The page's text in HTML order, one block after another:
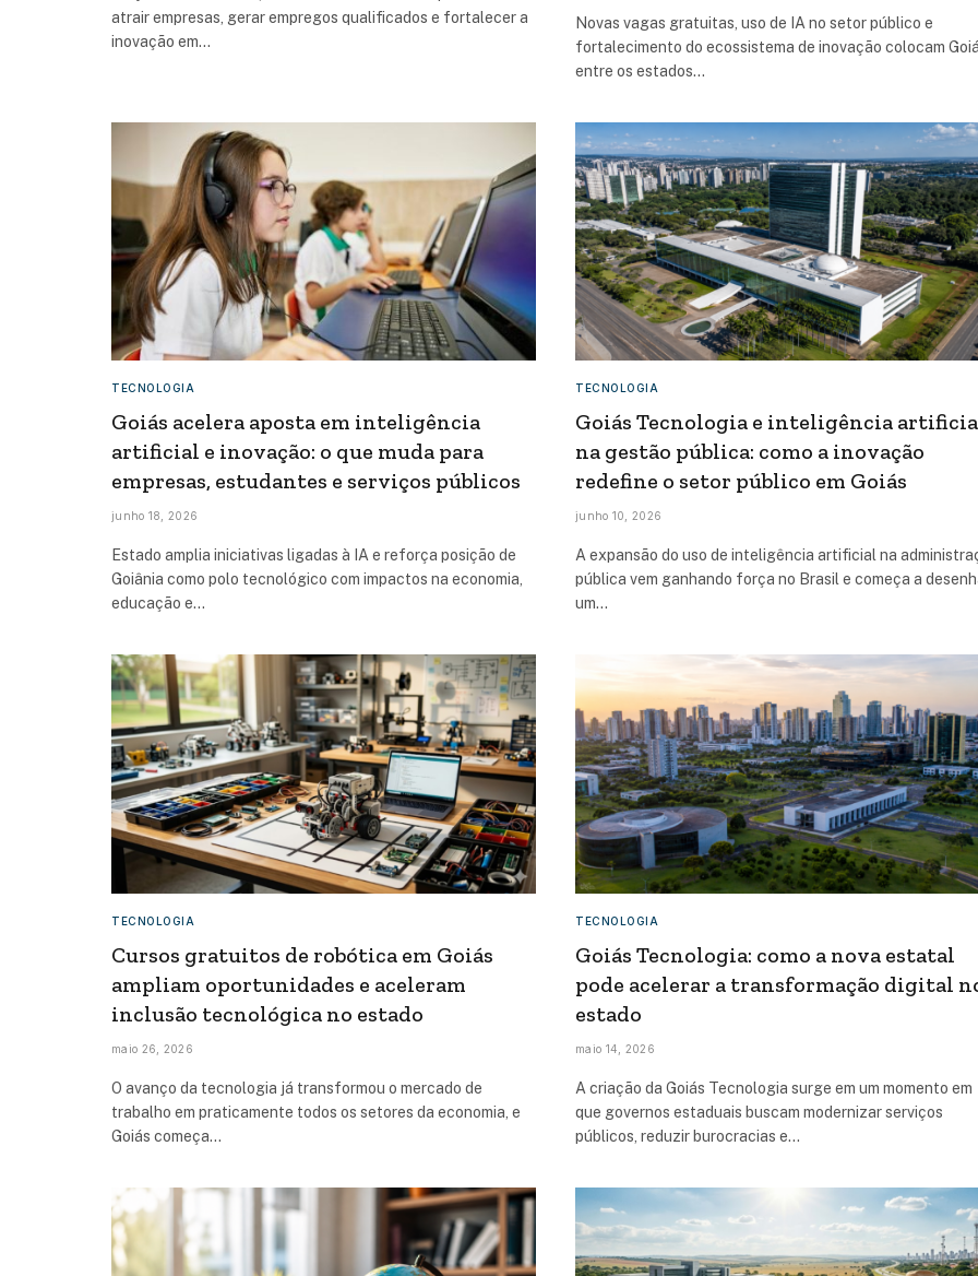
atrair empresas, gerar empregos qualificados e fortalecer a
inovação em…
Novas vagas gratuitas, uso de IA no setor público e
fortalecimento do ecossistema de inovação colocam
entre os estados…
TECNOLOGIA
Goiás acelera aposta em inteligência
artificial e inovação: o que muda para
empresas, estudantes e serviços públicos
junho 18, 2026
Estado amplia iniciativas ligadas à IA e reforça posição de
Goiânia como polo tecnológico com impactos na economia,
educação e…
TECNOLOGIA
Goiás Tecnologia e inteligência
na gestão pública: como a inovação
redefine o setor público em Goiás
junho 10, 2026
A expansão do uso de inteligência artificial na
pública vem ganhando força no Brasil e começa a
um…
TECNOLOGIA
Cursos gratuitos de robótica em Goiás
ampliam oportunidades e aceleram
inclusão tecnológica no estado
maio 26, 2026
O avanço da tecnologia já transformou o mercado de
trabalho em praticamente todos os setores da economia, e
Goiás começa…
TECNOLOGIA
Goiás Tecnologia: como a nova estatal
pode acelerar a transformação digital
estado
maio 14, 2026
A criação da Goiás Tecnologia surge em um momento em
que governos estaduais buscam modernizar serviços
públicos, reduzir burocracias e…